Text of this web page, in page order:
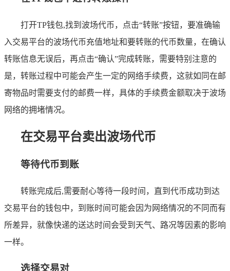
打开TP钱包,找到波场代币，点击“转账”按钮，要准确输
入交易平台的波场代币充值地址和要转账的代币数量，在确认
转账信息无误后，再点击“确认”完成转账，需要特别注意的
是，转账过程中可能会产生一定的网络手续费，这就如同在邮
寄物品时需要支付的邮费一样，具体的手续费金额取决于波场
网络的拥堵情况。
在交易平台卖出波场代币
等待代币到账
转账完成后,需要耐心等待一段时间，直到代币成功到达
交易平台的钱包中，到账时间可能会因为网络情况的不同而有
所差异，就像快递的送达时间会受到天气、路况等因素的影响
一样。
选择交易对